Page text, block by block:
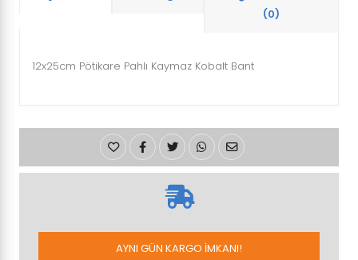
(0)
12x25cm Pötikare Pahlı Kaymaz Kobalt Bant
AYNI GÜN KARGO İMKANI!